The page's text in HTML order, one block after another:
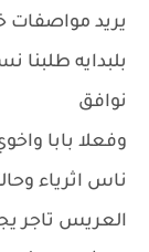
يريد مواصفات
بلبدايه
نوافق
وفعلا بابا
ناس اثرياء
العريس تاجر